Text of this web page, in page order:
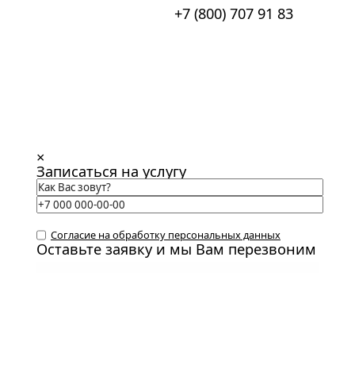
+7 (800) 707 91 83
×
Записаться на услугу
Согласие на обработку персональных данных
Оставьте заявку и мы Вам перезвоним